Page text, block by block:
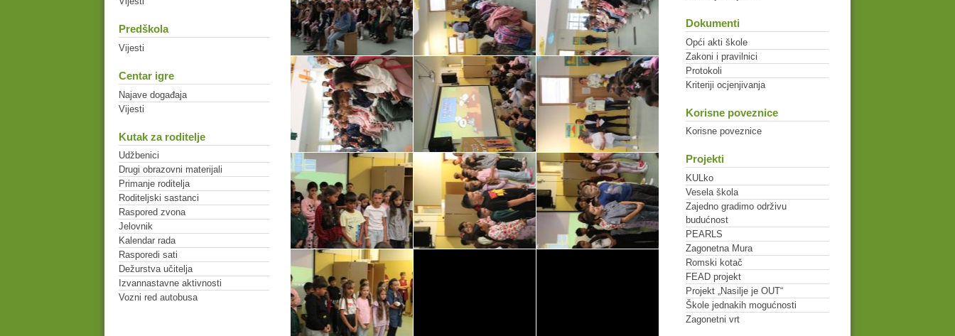
Predškola
Vijesti
Centar igre
Najave događaja
Vijesti
Kutak za roditelje
Udžbenici
Drugi obrazovni materijali
Primanje roditelja
Roditeljski sastanci
Raspored zvona
Jelovnik
Kalendar rada
Rasporedi sati
Dežurstva učitelja
Izvannastavne aktivnosti
Vozni red autobusa
Dokumenti
Opći akti škole
Zakoni i pravilnici
Protokoli
Kriteriji ocjenjivanja
Korisne poveznice
Korisne poveznice
Projekti
KULko
Vesela škola
Zajedno gradimo održivu
budućnost
PEARLS
Zagonetna Mura
Romski kotač
FEAD projekt
Projekt „Nasilje je OUT“
Škole jednakih mogućnosti
Zagonetni vrt